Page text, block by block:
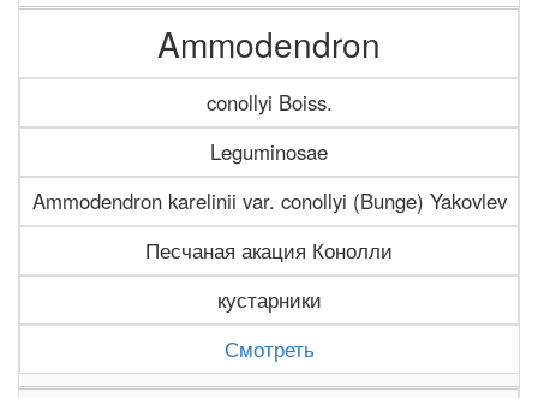
Ammodendron
conollyi Boiss.
Leguminosae
Ammodendron karelinii var. conollyi (Bunge) Yakovlev
Песчаная акация Конолли
кустарники
Смотреть